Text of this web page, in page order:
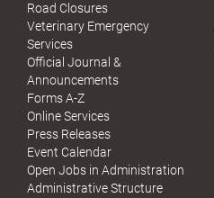
Road Closures
Veterinary Emergency
Services
Official Journal &
Announcements
Forms A-Z
Online Services
Press Releases
Event Calendar
Open Jobs in Administration
Administrative Structure